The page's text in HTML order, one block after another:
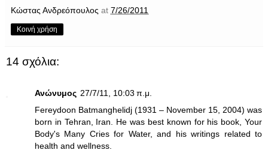
Κώστας Ανδρεόπουλος at 7/26/2011
Κοινή χρήση
14 σχόλια:
Ανώνυμος 27/7/11, 10:03 π.μ.
Fereydoon Batmanghelidj (1931 – November 15, 2004) was
born in Tehran, Iran. He was best known for his book, Your
Body's Many Cries for Water, and his writings related to
health and wellness.